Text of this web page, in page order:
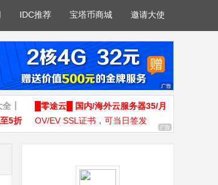
IDC推荐 宝塔币商城 邀请大使
┃
█零途云█ 国内/海外云服务器35/月
5折 OV/EV SSL证书，可当日签发